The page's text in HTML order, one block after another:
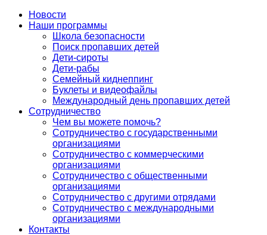
Новости
Наши программы
Школа безопасности
Поиск пропавших детей
Дети-сироты
Дети-рабы
Семейный киднеппинг
Буклеты и видеофайлы
Международный день пропавших детей
Сотрудничество
Чем вы можете помочь?
Сотрудничество с государственными
организациями
Сотрудничество с коммерческими
организациями
Сотрудничество с общественными
организациями
Сотрудничество с другими отрядами
Сотрудничество с международными
организациями
Контакты